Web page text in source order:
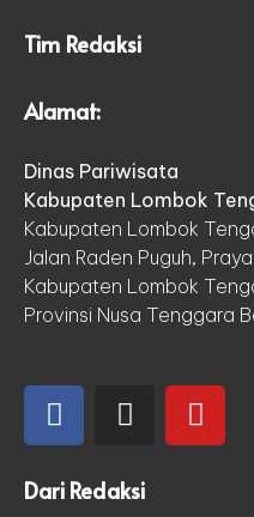
Tim Redaksi
Alamat:
Dinas Pariwisata
Kabupaten Lombok
Kabupaten Lombok
Jalan Raden Puguh,
Kabupaten Lombok
Provinsi Nusa Tenggara
Dari Redaksi